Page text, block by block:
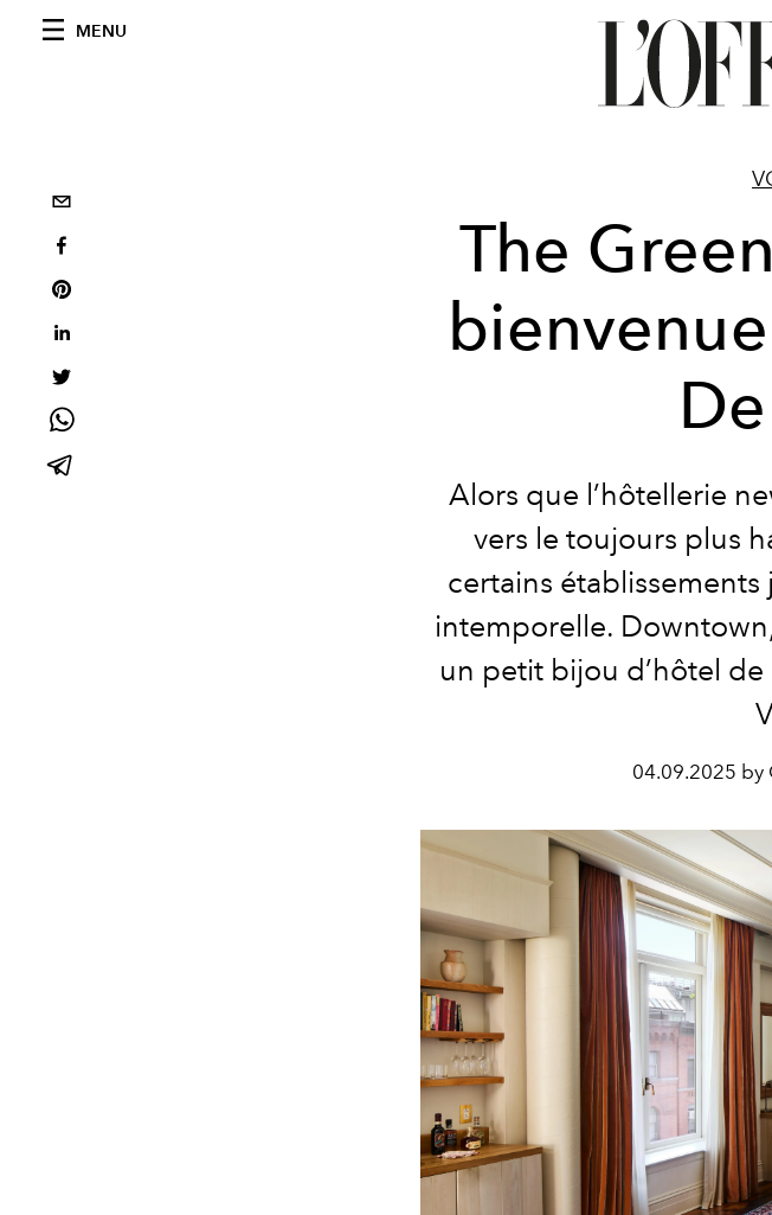
MENU
The
Alors que l’hôtellerie
vers le toujours plus
certains établissements
intemporelle.
un petit bijou d’hôtel
04.09.2025 by